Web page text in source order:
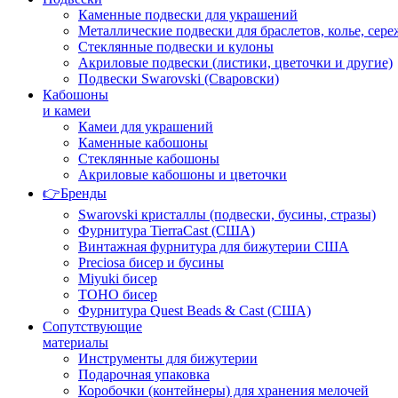
Каменные подвески для украшений
Металлические подвески для браслетов, колье,
Стеклянные подвески и кулоны
Акриловые подвески (листики, цветочки и другие)
Подвески Swarovski (Сваровски)
Кабошоны
и камеи
Камеи для украшений
Каменные кабошоны
Стеклянные кабошоны
Акриловые кабошоны и цветочки
👉Бренды
Swarovski кристаллы (подвески, бусины, стразы)
Фурнитура TierraCast (США)
Винтажная фурнитура для бижутерии США
Preciosa бисер и бусины
Miyuki бисер
TOHO бисер
Фурнитура Quest Beads & Cast (США)
Сопутствующие
материалы
Инструменты для бижутерии
Подарочная упаковка
Коробочки (контейнеры) для хранения мелочей